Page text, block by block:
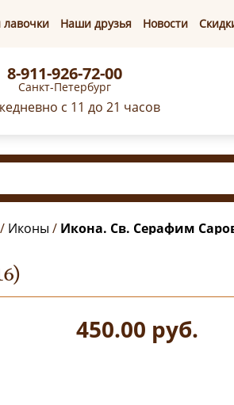
Наши друзья Новости
8-911-926-72-00
Санкт-Петербург
с 11 до 21 часов
/ Иконы / Икона. Св. Серафим
450.00 руб.